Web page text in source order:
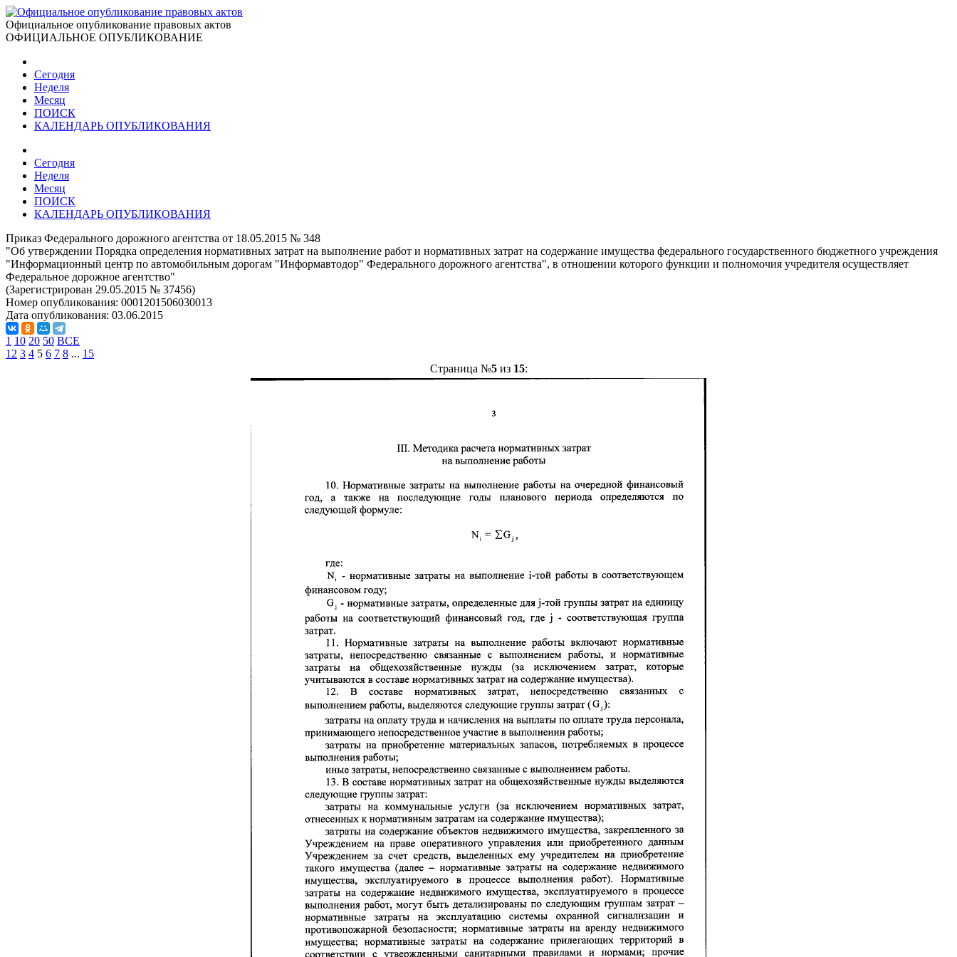
Официальное опубликование правовых актов
ОФИЦИАЛЬНОЕ ОПУБЛИКОВАНИЕ
Сегодня
Неделя
Месяц
ПОИСК
КАЛЕНДАРЬ ОПУБЛИКОВАНИЯ
Сегодня
Неделя
Месяц
ПОИСК
КАЛЕНДАРЬ ОПУБЛИКОВАНИЯ
Приказ Федерального дорожного агентства от 18.05.2015 № 348
"Об утверждении Порядка определения нормативных затрат на выполнение работ и нормативных затрат на содержание имущества федерального государственного бюджетного учреждения
"Информационный центр по автомобильным дорогам "Информавтодор" Федерального дорожного агентства", в отношении которого функции и полномочия учредителя осуществляет
Федеральное дорожное агентство"
(Зарегистрирован 29.05.2015 № 37456)
Номер опубликования: 0001201506030013
Дата опубликования: 03.06.2015
1 10 20 50 ВСЕ
1 2 3 4 5 6 7 8 ... 15
Страница №5из 15: